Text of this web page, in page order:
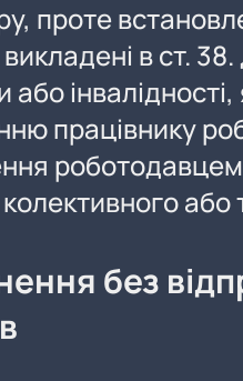
проте
в ст.
або
працівнику
або
без